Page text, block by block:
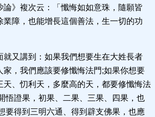
論》複次云：「懺悔如如意珠，隨願皆
業障，也能增長這個善法，生一切的功
就又講到：如果我們想要生在大姓長者
家，我們應該要修懺悔法門;如果你想要
天、忉利天，多麼高的天，都要修懺悔法
悟證果，初果、二果、三果、四果，也
要得到三明六通、得到辟支佛果，也應